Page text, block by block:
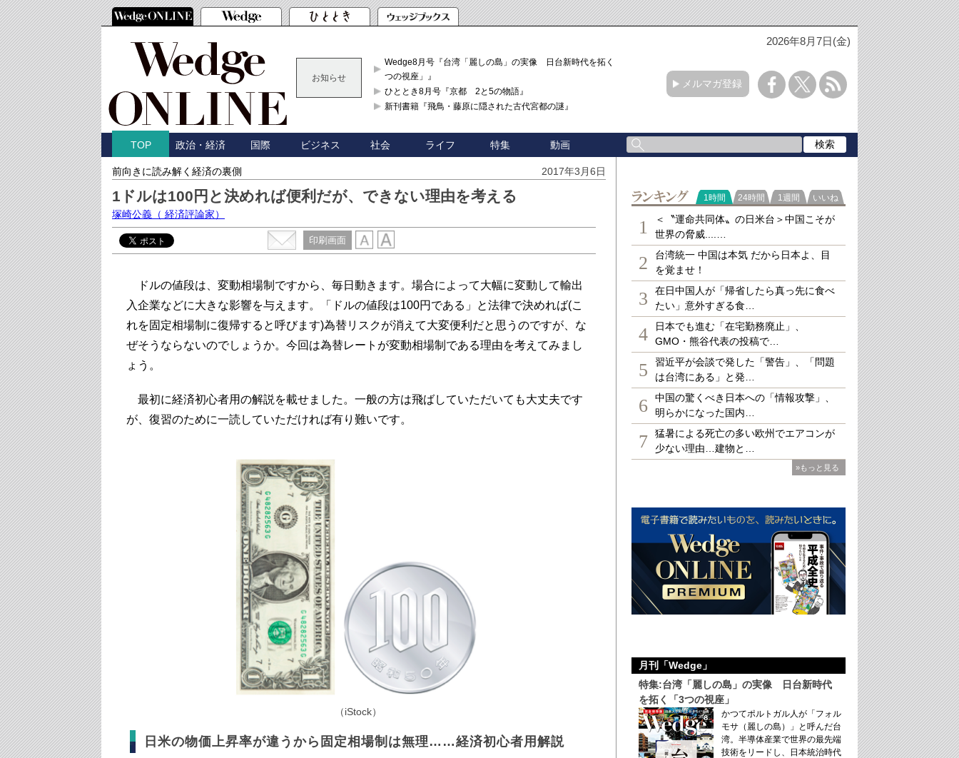
2026年8月7日(金)
お知らせ
Wedge8月号『台湾「麗しの島」の実像 日台新時代を拓く「3
つの視座」』
ひととき8月号『京都 2と5の物語』
新刊書籍『飛鳥・藤原に隠された古代宮都の謎』
メルマガ登録
TOP 政治・経済 国際 ビジネス 社会 ライフ 特集 動画
前向きに読み解く経済の裏側 2017年3月6日
1ドルは100円と決めれば便利だが、できない理由を考える
塚崎公義 （ 経済評論家）
印刷画面
ドルの値段は、変動相場制ですから、毎日動きます。場合によって大幅に変動して輸出
入企業などに大きな影響を与えます。「ドルの値段は100円である」と法律で決めれば(こ
れを固定相場制に復帰すると呼びます)為替リスクが消えて大変便利だと思うのですが、な
ぜそうならないのでしょうか。今回は為替レートが変動相場制である理由を考えてみまし
ょう。
最初に経済初心者用の解説を載せました。一般の方は飛ばしていただいても大丈夫です
が、復習のために一読していただければ有り難いです。
（iStock）
日米の物価上昇率が違うから固定相場制は無理……経済初心者用解説
ランキング
1時間 24時間 1週間 いいね
1
＜〝運命共同体〟の日米台＞中国こそが
世界の脅威....…
2
台湾統一 中国は本気 だから日本よ、目
を覚ませ！
3
在日中国人が「帰省したら真っ先に食べ
たい」意外すぎる食…
4
日本でも進む「在宅勤務廃止」、
GMO・熊谷代表の投稿で…
5
習近平が会談で発した「警告」、「問題
は台湾にある」と発…
6
中国の驚くべき日本への「情報攻撃」、
明らかになった国内…
7
猛暑による死亡の多い欧州でエアコンが
少ない理由…建物と…
»もっと見る
月刊「Wedge」
特集:台湾「麗しの島」の実像 日台新時代
を拓く「3つの視座」
かつてポルトガル人が「フォル
モサ（麗しの島）」と呼んだ台
湾。半導体産業で世界の最先端
技術をリードし、日本統治時代